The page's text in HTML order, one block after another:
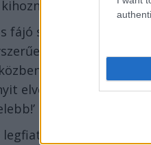
magunkból amit
fájó szívvel mesélte,
annyi lett a
nagyon szeretek
elvegyen az
versenyzője